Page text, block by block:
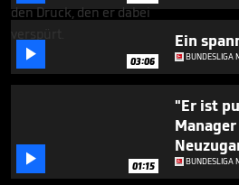
 03:06
Ein
BUNDESLIGA
 01:15
"Er ist
BUNDESLIGA